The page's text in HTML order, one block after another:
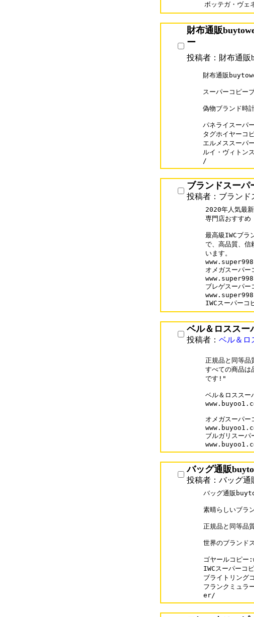
ボッテガ・ヴ
財布通販
ー
投稿者：財布通販
財布通販
スーパーコピー
偽物ブランド時
パネライスー
タグホイヤー
エルメススー
ルイ・ヴィト
/
ブランドスーパ
投稿者：ブランド
2020年人気最
専門店おすす
最高級IWCブラ
で、高品質、信
います。
オメガスーパー
ブレゲスーパー
IWCスーパーコ
ベル＆ロススー
投稿者： ベル＆ロ
正規品と同等品
すべての商品は
です!"
ベル＆ロススー
オメガスーパー
ブルガリスーパ
バッグ通販
投稿者：バッグ通
バッグ通販
素晴らしいブラ
正規品と同等品
世界のブランド
ゴヤールコピ
IWCスーパー
ブライトリン
フランクミュ
er/